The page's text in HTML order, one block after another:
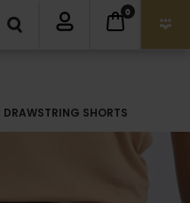
0
DRAWSTRING SHORTS